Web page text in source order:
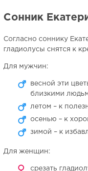
Сонник
Согласно соннику
гладиолусы снятся к
Для мужчин:
весной эти
близкими
летом – к
осенью – к
зимой – к
Для женщин:
срезать